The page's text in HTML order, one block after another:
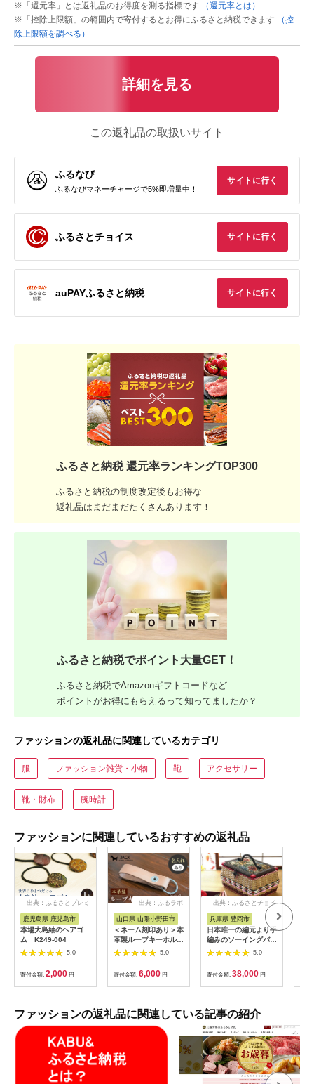
※「還元率」とは返礼品のお得度を測る指標です
（還元率とは）
※「控除上限額」の範囲内で寄付するとお得にふるさと納税できます
（控
除上限額を調べる）
詳細を見る
この返礼品の取扱いサイト
ふるなび
ふるなびマネーチャージで5%即増量中！
サイトに行く
ふるさとチョイス サイトに行く
auPAYふるさと納税 サイトに行く
ふるさと納税 還元率ランキングTOP300
ふるさと納税の制度改定後もお得な
返礼品はまだまだたくさんあります！
ふるさと納税でポイント大量GET！
ふるさと納税でAmazonギフトコードなど
ポイントがお得にもらえるって知ってましたか？
ファッションの返礼品に関連しているカテゴリ
服 ファッション雑貨・小物 鞄 アクセサリー
靴・財布 腕時計
ファッションに関連しているおすすめの返礼品
出典：ふるさとプレミ
アム
鹿児島県 鹿児島市
本場大島紬のヘアゴ
ム K249-004
5.0
寄付金額: 2,000 円
出典：ふるラボ
山口県 山陽小野田市
＜ネーム刻印あり＞本
革製ループキーホルダ
ー キーホルダー 本革
革製品 名入れ ネーム
刻印 贈り物 ギフト
F6L-164
5.0
寄付金額: 6,000 円
出典：ふるさとチョイ
兵庫県 豊岡市
日本唯一の編元より手
編みのソーイングバス
ケット（お裁縫箱）フ
タ持ち手タイプ
5.0
寄付金額: 38,000 円
ファッションの返礼品に関連している記事の紹介